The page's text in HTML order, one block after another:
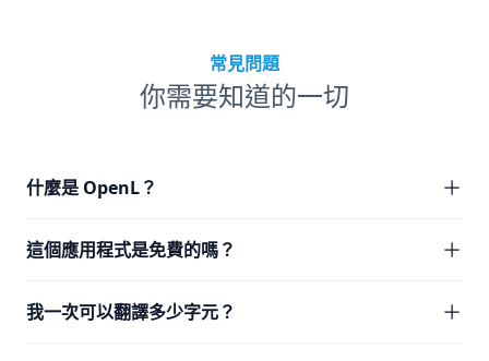
常見問題
你需要知道的一切
什麼是 OpenL？
這個應用程式是免費的嗎？
我一次可以翻譯多少字元？